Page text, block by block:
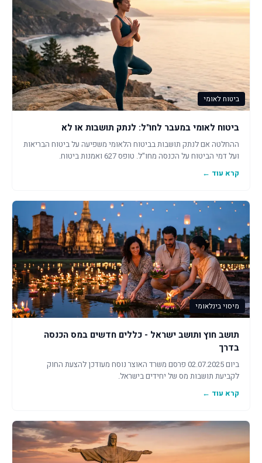
ביטוח לאומי
ביטוח לאומי במעבר לחו"ל: לנתק תושבות או לא
ההחלטה אם לנתק תושבות בביטוח הלאומי משפיעה על ביטוח הבריאות
ועל דמי הביטוח על הכנסה מחו"ל. טופס 627 ואמנות ביטוח.
קרא עוד ←
מיסוי בינלאומי
תושב חוץ ותושב ישראל - כללים חדשים במס הכנסה
בדרך
ביום 02.07.2025 פרסם משרד האוצר נוסח מעודכן להצעת החוק
לקביעת תושבות מס של יחידים בישראל.
קרא עוד ←